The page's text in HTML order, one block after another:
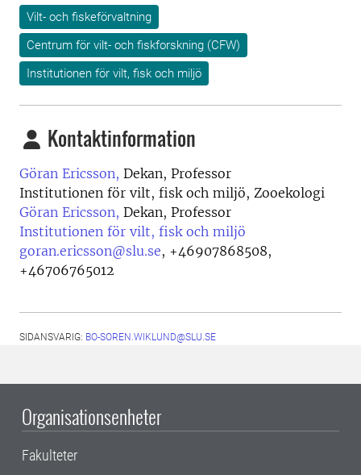
Vilt- och fiskeförvaltning
Centrum för vilt- och fiskforskning (CFW)
Institutionen för vilt, fisk och miljö
Kontaktinformation
Göran Ericsson, Dekan, Professor
Institutionen för vilt, fisk och miljö, Zooekologi
Göran Ericsson, Dekan, Professor
Institutionen för vilt, fisk och miljö
goran.ericsson@slu.se, +46907868508,
+46706765012
SIDANSVARIG: BO-SOREN.WIKLUND@SLU.SE
Organisationsenheter
Fakulteter